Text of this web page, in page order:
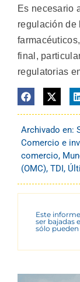
Es necesario
regulación de
final,
regulatorias
Archivado en:
Comercio e
comercio,
(OMC), TDI,
Este
ser bajadas
sólo